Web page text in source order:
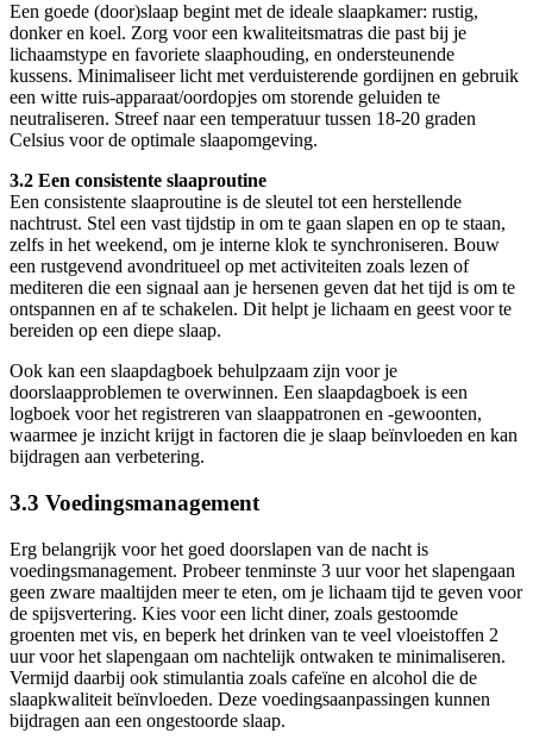
Een goede (door)slaap begint met de ideale slaapkamer: rustig,
donker en koel. Zorg voor een kwaliteitsmatras die past bij je
lichaamstype en favoriete slaaphouding, en ondersteunende
kussens. Minimaliseer licht met verduisterende gordijnen en gebruik
een witte ruis-apparaat/oordopjes om storende geluiden te
neutraliseren. Streef naar een temperatuur tussen 18-20 graden
Celsius voor de optimale slaapomgeving.
3.2 Een consistente slaaproutine
Een consistente slaaproutine is de sleutel tot een herstellende
nachtrust. Stel een vast tijdstip in om te gaan slapen en op te staan,
zelfs in het weekend, om je interne klok te synchroniseren. Bouw
een rustgevend avondritueel op met activiteiten zoals lezen of
mediteren die een signaal aan je hersenen geven dat het tijd is om te
ontspannen en af te schakelen. Dit helpt je lichaam en geest voor te
bereiden op een diepe slaap.
Ook kan een slaapdagboek behulpzaam zijn voor je
doorslaapproblemen te overwinnen. Een slaapdagboek is een
logboek voor het registreren van slaappatronen en -gewoonten,
waarmee je inzicht krijgt in factoren die je slaap beïnvloeden en kan
bijdragen aan verbetering.
3.3 Voedingsmanagement
Erg belangrijk voor het goed doorslapen van de nacht is
voedingsmanagement. Probeer tenminste 3 uur voor het slapengaan
geen zware maaltijden meer te eten, om je lichaam tijd te geven voor
de spijsvertering. Kies voor een licht diner, zoals gestoomde
groenten met vis, en beperk het drinken van te veel vloeistoffen 2
uur voor het slapengaan om nachtelijk ontwaken te minimaliseren.
Vermijd daarbij ook stimulantia zoals cafeïne en alcohol die de
slaapkwaliteit beïnvloeden. Deze voedingsaanpassingen kunnen
bijdragen aan een ongestoorde slaap.